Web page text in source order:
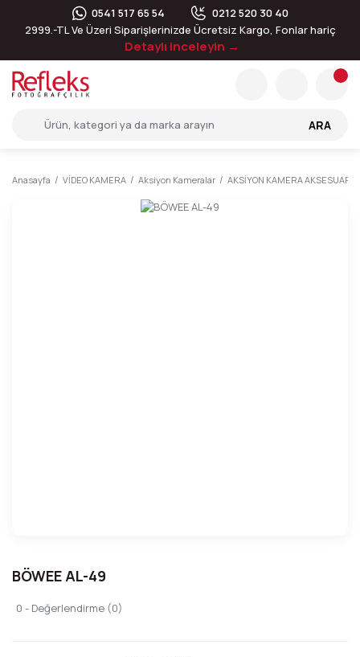
0541 517 65 54
0212 520 30 40
2999.-TL Ve Üzeri Siparişlerinizde Ücretsiz Kargo, Fonlar hariç
Detaylı inceleyin →
ARA
Anasayfa VİDEO KAMERA Aksiyon Kameralar AKSİYON KAMERA
BÖWEE AL-49
0 - Değerlendirme (0)